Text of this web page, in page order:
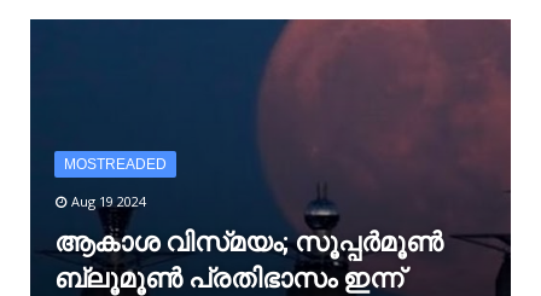
MOSTREADED
Aug 19 2024
ആകാശ വിസ്‌മയം; സൂപ്പർമൂൺ
ബ്ലൂമൂൺ പ്രതിഭാസം ഇന്ന്